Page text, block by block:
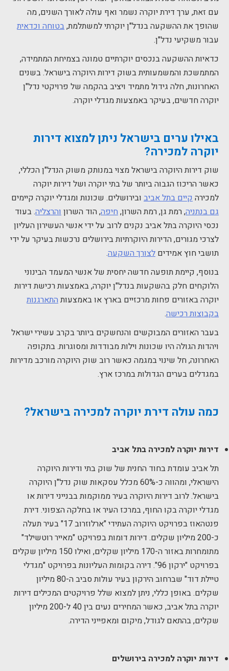
עם זאת, ערך דירת יוקרה נשמר ואף עולה לאורך השנים, מה
שהופך את ההשקעה בנדל"ן יוקרתי למשתלמת,בטוחה וכדאית
עבור משקיעי נדל"ן.
כדאיות ההשקעה בנכסים יוקרתיים טמונה בצמיחת המתמידה,
המתמשכת והמשמעותית בשוק דירות היוקרה בישראל. בשנים
האחרונות, חלה גידול מתמיד ויציב בהקמה של פרויקטי נדל"ן
יוקרה חדשים, בעיקר באמצעות מגדלי יוקרה.
באילו ערים בישראל ניתן למצוא דירות
יוקרה למכירה?
שוק דירות היוקרה בישראל מצוי במנותק משוק הנדל"ן הכללי,
כאשר הריכוז הגבוה ביותר של בתי יוקרה ושל דירות יוקרה
למכירהקיים בתל אביב ובירושלים. שכונות ומגדלי יוקרה קיימים
גם בנתניה, רמת גן, רמת השרון,חיפה, הוד השרוןוהרצליה. בעוד
נכסי היוקרה בתל אביב נקנים לרוב על ידי אנשי העשירון העליון
לצרכי מגורים, הדירות היוקרתיות בירושלים נרכשות בעיקר על ידי
תושבי חוץ אמידים לצורך השקעה.
בנוסף, קיימת תופעה חדשה יחסית של אנשי המעמד הבינוני
הלוקחים חלק בהשקעות בנדל"ן יוקרה, באמצעות רכישת דירות
יוקרה באזורים פחות מרכזיים בארץ או באמצעותהתארגנות
בקבוצות רכישה.
בעבר האזורים המבוקשים והנחשקים ביותר בקרב עשירי ישראל
ויהדות הגולה היו שכונות וילות מבודדות ומסוגרות. בתקופה
האחרונה, חל שינוי במגמה כאשר רוב שוק היוקרה מורכב מדירות
במגדלים בערים הגדולות במרכז ארץ.
כמה עולה דירת יוקרה למכירה בישראל?
דירות יוקרה למכירה בתל אביב
תל אביב עומדת בחוד החנית של שוק בתי ודירות היוקרה
הישראלי, ומהווה כ-60% מכלל עסקאות שוק נדל"ן היוקרה
בישראל. לרוב דירות היוקרה בעיר ממוקמות בבנייני דירות או
מגדלי יוקרה בקו החוף, במרכז העיר או בחלקה הצפוני. דירת
פנטהאוז בפרויקט היוקרה העתידי "ארלוזרוב 17" בעיר תעלה
כ-200 מיליון שקלים. דירות דומות בפרויקט "מאייר רוטשילד"
מתומחרות באזור ה-170 מיליון שקלים, ואילו 150 מיליון שקלים
בפרויקט "ירקון 96". דירה בקומות העליונות בפרויקט "מגדלי
טיילת דוד" שברחוב הירקון בעיר עולות סביב ה-80 מיליון
שקלים. באופן כללי, ניתן למצוא שלל פרויקטים המכילים דירות
יוקרה בתל אביב, כאשר המחירים נעים בין 40 ל-200 מיליון
שקלים, בהתאם לגודל, מיקום ומאפייני הדירה.
דירות יוקרה למכירה בירושלים